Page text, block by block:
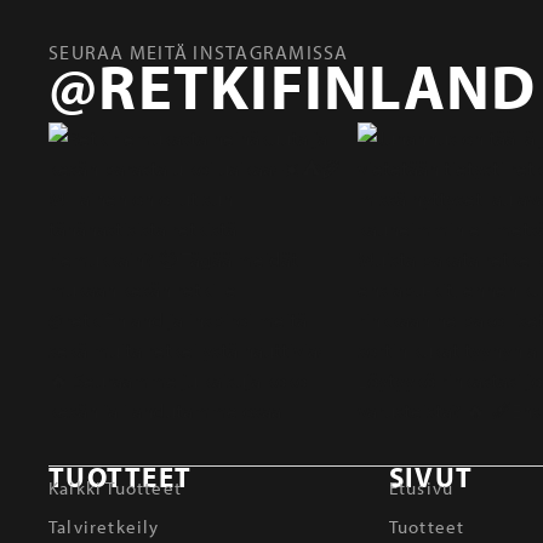
SEURAA MEITÄ INSTAGRAMISSA
@RETKIFINLAND
TUOTTEET
Kaikki Tuotteet
Talviretkeily
SIVUT
Etusivu
Tuotteet